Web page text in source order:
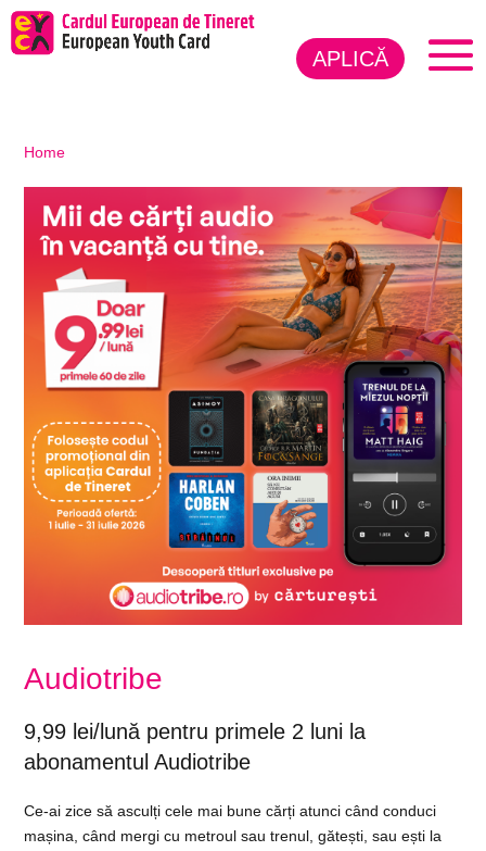
APLICĂ
Home
Audiotribe
9,99 lei/lună pentru primele 2 luni la
abonamentul Audiotribe
Ce-ai zice să asculți cele mai bune cărți atunci când conduci
mașina, când mergi cu metroul sau trenul, gătești, sau ești la